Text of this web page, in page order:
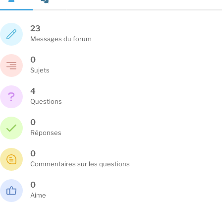
23
Messages du forum
0
Sujets
4
Questions
0
Réponses
0
Commentaires sur les questions
0
Aime